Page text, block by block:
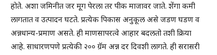
होते. अशा जमिनीत जर मूग पेरला तर पीक माजावर जाते. शेंगा कमी
लागतात व उत्पादन घटते. प्रत्येक पिकास अनुकूल असे जडण घडण व
अन्नधान्य-प्रमाण असते. ही माणसापरत्वे आहार बदलतो तशी क्रिया
आहे. साधारणपणे प्रत्येकी २०० ग्रॅम अन्न दर दिवशी लागते. ही सरासरी